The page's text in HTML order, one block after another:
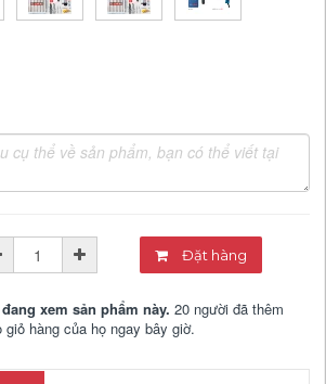
Đặt hàng
xem sản phẩm này. 20 người đã thêm
giỏ hàng của họ ngay bây giờ.